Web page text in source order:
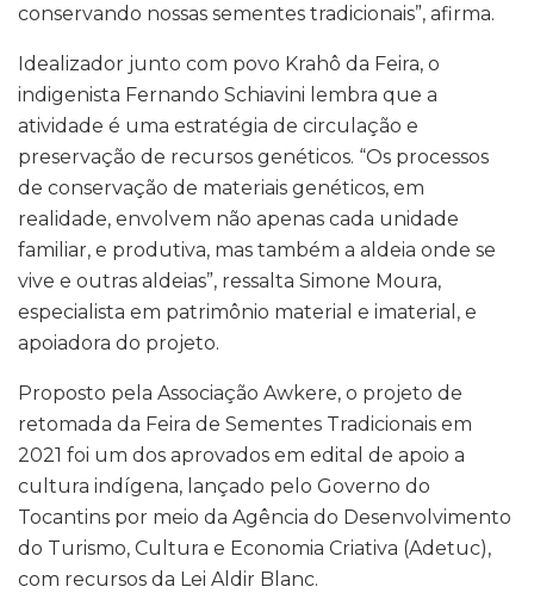
conservando nossas sementes tradicionais”, afirma.
Idealizador junto com povo Krahô da Feira, o
indigenista Fernando Schiavini lembra que a
atividade é uma estratégia de circulação e
preservação de recursos genéticos. “Os processos
de conservação de materiais genéticos, em
realidade, envolvem não apenas cada unidade
familiar, e produtiva, mas também a aldeia onde se
vive e outras aldeias”, ressalta Simone Moura,
especialista em patrimônio material e imaterial, e
apoiadora do projeto.
Proposto pela Associação Awkere, o projeto de
retomada da Feira de Sementes Tradicionais em
2021 foi um dos aprovados em edital de apoio a
cultura indígena, lançado pelo Governo do
Tocantins por meio da Agência do Desenvolvimento
do Turismo, Cultura e Economia Criativa (Adetuc),
com recursos da Lei Aldir Blanc.